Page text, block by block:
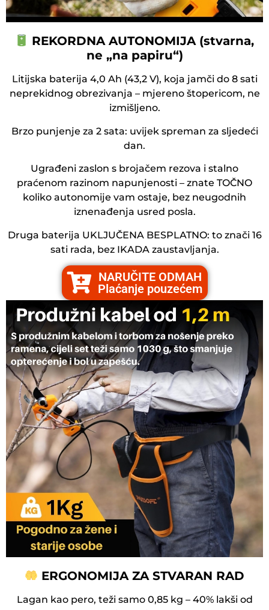
REKORDNA AUTONOMIJA (stvarna,
ne „na papiru“)
Litijska baterija 4,0 Ah (43,2 V), koja jamči do 8 sati
neprekidnog obrezivanja – mjereno štopericom, ne
izmišljeno.
Brzo punjenje za 2 sata: uvijek spreman za sljedeći
dan.
Ugrađeni zaslon s brojačem rezova i stalno
praćenom razinom napunjenosti – znate TOČNO
koliko autonomije vam ostaje, bez neugodnih
iznenađenja usred posla.
Druga baterija UKLJUČENA BESPLATNO: to znači 16
sati rada, bez IKADA zaustavljanja.
NARUČITE ODMAH
Plaćanje pouzećem
ERGONOMIJA ZA STVARAN RAD
Lagan kao pero, teži samo 0,85 kg – 40% lakši od